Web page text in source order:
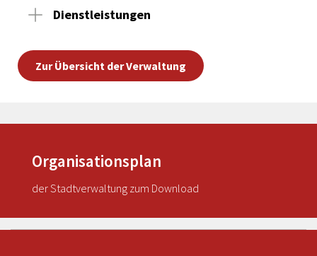
Dienstleistungen
Zur Übersicht der Verwaltung
Organisationsplan
der Stadtverwaltung zum Download